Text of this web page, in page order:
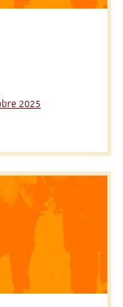
2025